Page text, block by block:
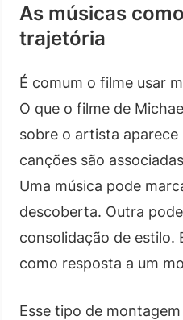
As músicas
trajetória
É comum o filme usar
O que o filme de
sobre o artista
canções são
Uma música pode
descoberta. Outra
consolidação de estilo.
como resposta a um
Esse tipo de